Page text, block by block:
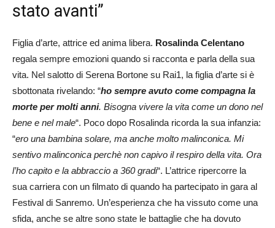
stato avanti”
Figlia d’arte, attrice ed anima libera. Rosalinda Celentano
regala sempre emozioni quando si racconta e parla della sua
vita. Nel salotto di Serena Bortone su Rai1, la figlia d’arte si è
sbottonata rivelando: “ho sempre avuto come compagna la
morte per molti anni. Bisogna vivere la vita come un dono nel
bene e nel male“. Poco dopo Rosalinda ricorda la sua infanzia:
“ero una bambina solare, ma anche molto malinconica. Mi
sentivo malinconica perchè non capivo il respiro della vita. Ora
l’ho capito e la abbraccio a 360 gradi“. L’attrice ripercorre la
sua carriera con un filmato di quando ha partecipato in gara al
Festival di Sanremo. Un’esperienza che ha vissuto come una
sfida, anche se altre sono state le battaglie che ha dovuto